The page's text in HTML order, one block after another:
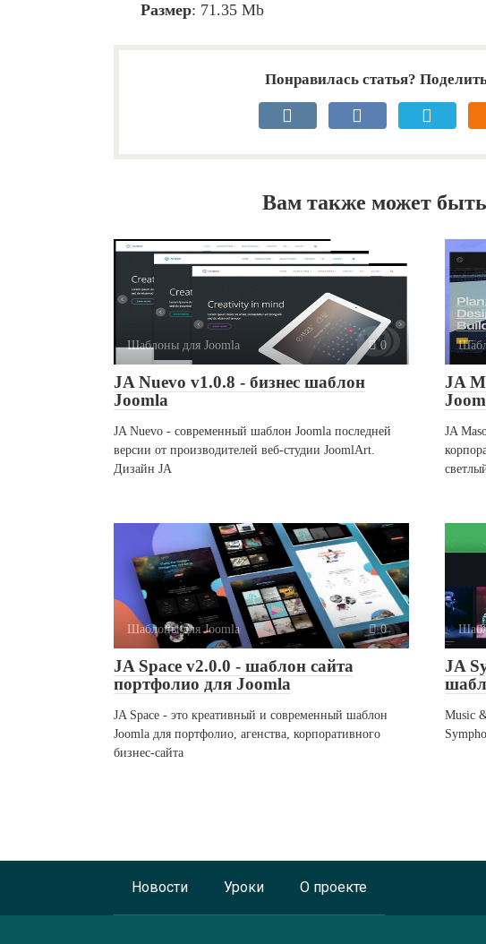
Размер: 71.35 Mb
Понравилась статья?
Вам также может
Шаблоны для Joomla 0
JA Nuevo v1.0.8 - бизнес шаблон
Joomla
JA Nuevo - современный шаблон Joomla последней
версии от производителей веб-студии JoomlArt.
Дизайн JA
JA
JA
Шаблоны для Joomla 0
JA Space v2.0.0 - шаблон сайта
портфолио для Joomla
JA Space - это креативный и современный шаблон
Joomla для портфолио, агенства, корпоративного
бизнес-сайта
JA
Music
Новости Уроки О проекте